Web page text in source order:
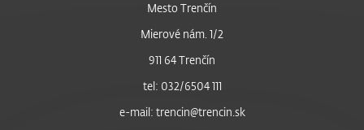
Mesto Trenčín
Mierové nám. 1/2
911 64 Trenčín
tel: 032/6504 111
e-mail: trencin@trencin.sk